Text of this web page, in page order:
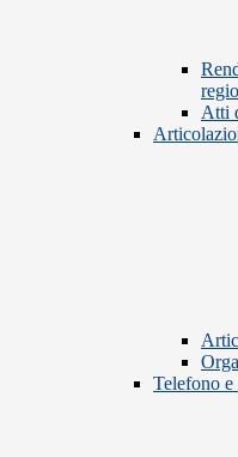
Atti
Telefono e